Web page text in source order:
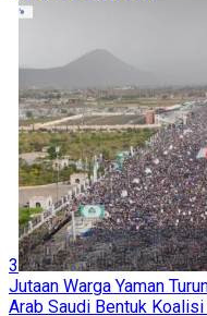
3
Jutaan Warga Yaman
Arab Saudi Bentuk